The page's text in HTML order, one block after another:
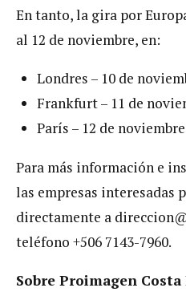
En tanto, la gira por
al 12 de noviembre, en:
Londres – 10 de
Frankfurt – 11 de
París – 12 de noviembre
Para más información e
las empresas interesadas
directamente a
teléfono +506 7143-7960.
Sobre Proimagen Costa